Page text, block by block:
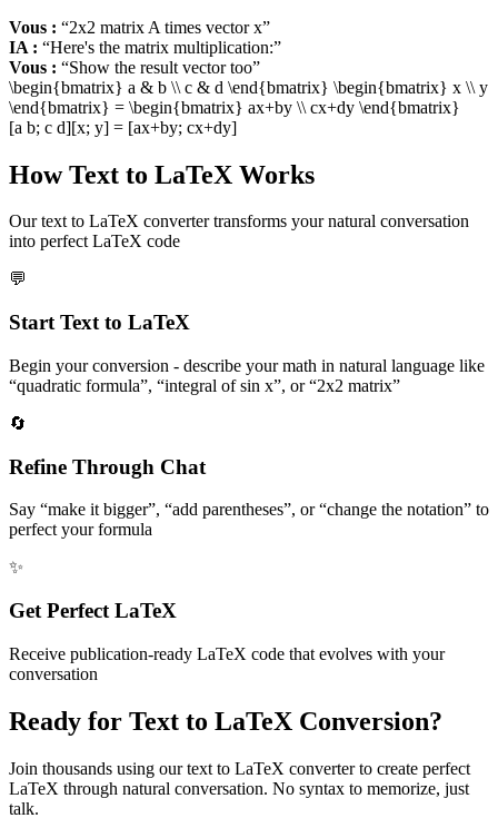
Vous : “2x2 matrix A times vector x”
IA : “Here's the matrix multiplication:”
Vous : “Show the result vector too”
\begin{bmatrix} a & b \\ c & d \end{bmatrix} \begin{bmatrix} x \\ y
\end{bmatrix} = \begin{bmatrix} ax+by \\ cx+dy \end{bmatrix}
[a b; c d][x; y] = [ax+by; cx+dy]
How Text to LaTeX Works
Our text to LaTeX converter transforms your natural conversation
into perfect LaTeX code
💬
Start Text to LaTeX
Begin your conversion - describe your math in natural language like
“quadratic formula”, “integral of sin x”, or “2x2 matrix”
🔄
Refine Through Chat
Say “make it bigger”, “add parentheses”, or “change the notation” to
perfect your formula
✨
Get Perfect LaTeX
Receive publication-ready LaTeX code that evolves with your
conversation
Ready for Text to LaTeX Conversion?
Join thousands using our text to LaTeX converter to create perfect
LaTeX through natural conversation. No syntax to memorize, just
talk.